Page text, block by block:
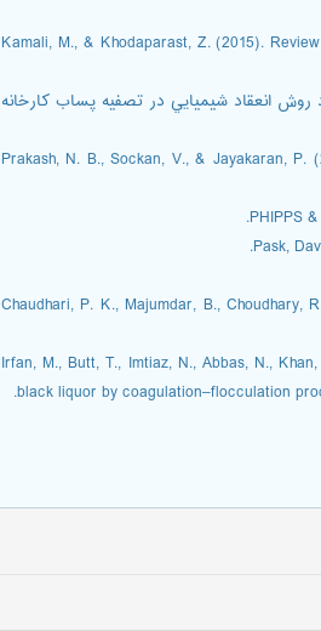
[5] Kamali, M., & Khodaparast, Z. (2015).
روش انعقاد شيميايي در تصفيه پساب كارخانه
[7] Prakash, N. B., Sockan, V., & Jayakaran,
[11] Chaudhari, P. K., Majumdar, B.,
[12] Irfan, M., Butt, T., Imtiaz, N., Abbas, N.,
black liquor by coagulation–flocculation